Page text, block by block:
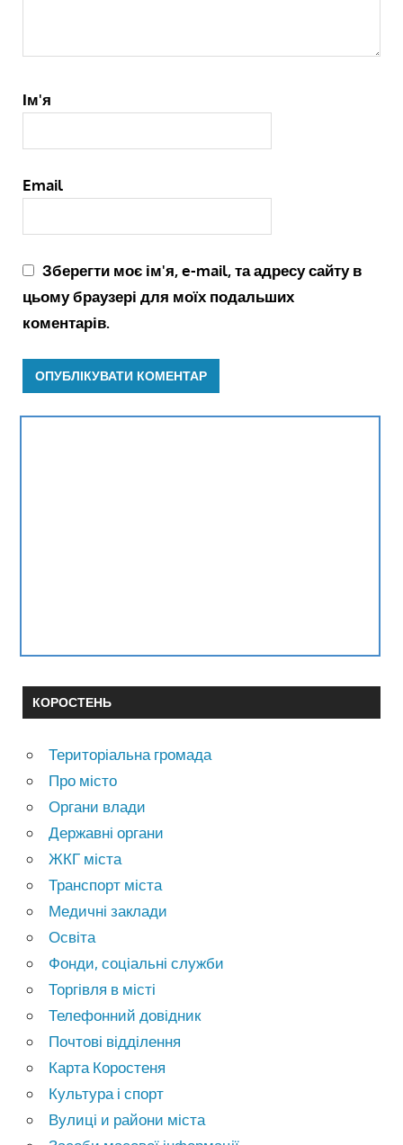
Ім'я
Email
Зберегти моє ім'я, e-mail, та адресу сайту в
цьому браузері для моїх подальших
коментарів.
КОРОСТЕНЬ
Територіальна громада
Про місто
Органи влади
Державні органи
ЖКГ міста
Транспорт міста
Медичні заклади
Освіта
Фонди, соціальні служби
Торгівля в місті
Телефонний довідник
Почтові відділення
Карта Коростеня
Культура і спорт
Вулиці и райони міста